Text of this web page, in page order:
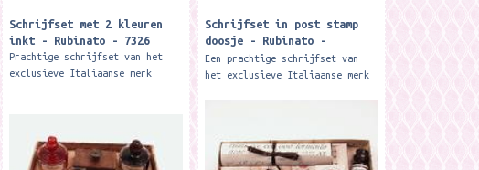
Schrijfset met 2 kleuren
inkt - Rubinato - 7326
Prachtige schrijfset van het
exclusieve Italiaanse merk
gebruik je...
Schrijfset in post stamp
doosje - Rubinato -
12/PIPPO
Een prachtige schrijfset van
het exclusieve Italiaanse merk